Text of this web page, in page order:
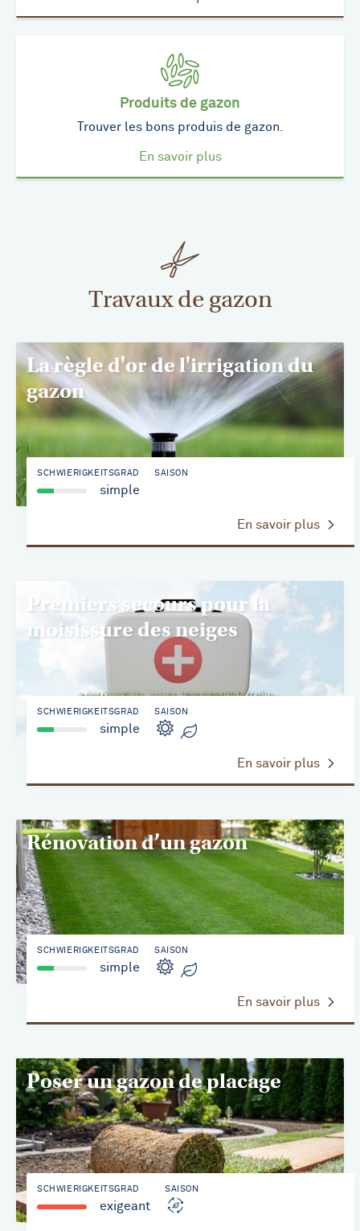
Produits de gazon
Trouver les bons produis de gazon.
En savoir plus
Travaux de gazon
La règle d'or de l'irrigation du
gazon
SCHWIERIGKEITSGRAD
simple
SAISON
En savoir plus
Premiers secours pour la
moisissure des neiges
SCHWIERIGKEITSGRAD
simple
SAISON
En savoir plus
Rénovation d’un gazon
SCHWIERIGKEITSGRAD
simple
SAISON
En savoir plus
Poser un gazon de placage
SCHWIERIGKEITSGRAD
exigeant
SAISON